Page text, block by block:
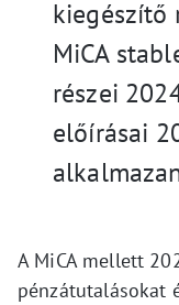
kiegészítő
MiCA
részei
előírásai
A MiCA mellett
pénzátutalásokat